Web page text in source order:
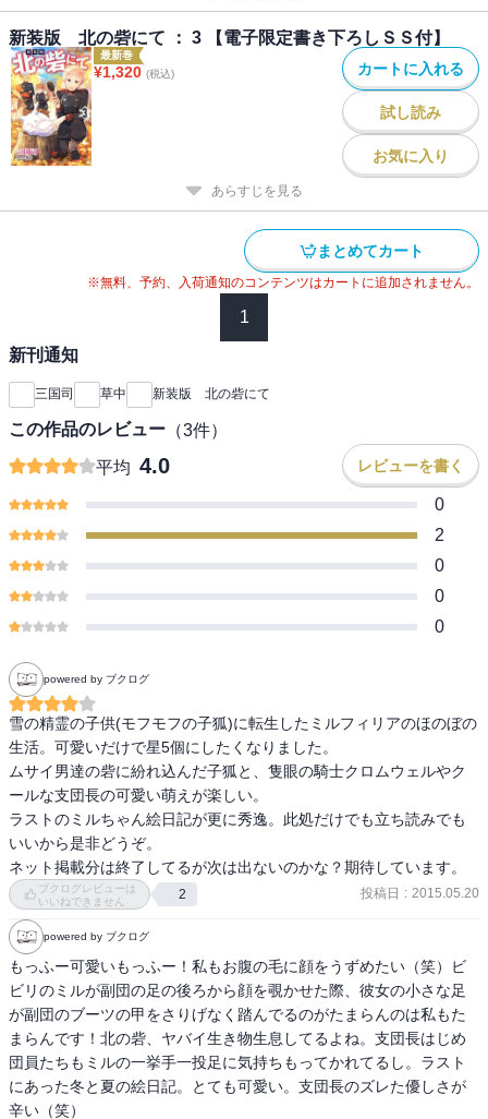
新装版 北の砦にて ： 3 【電子限定書き下ろしＳＳ付】
最新巻
¥1,320 (税込) カートに入れる
試し読み
お気に入り
あらすじを見る
まとめてカート
※無料、予約、入荷通知のコンテンツはカートに追加されません。
1
新刊通知
三国司 草中 新装版 北の砦にて
この作品のレビュー （3件）
平均 4.0 レビューを書く
0
2
0
0
0
powered by ブクログ
雪の精霊の子供(モフモフの子狐)に転生したミルフィリアのほのぼの
生活。可愛いだけで星5個にしたくなりました。
ムサイ男達の砦に紛れ込んだ子狐と、隻眼の騎士クロムウェルやク
ールな支団長の可愛い萌えが楽しい。
ラストのミルちゃん絵日記が更に秀逸。此処だけでも立ち読みでも
いいから是非どうぞ。
ネット掲載分は終了してるが次は出ないのかな？期待しています。
ブクログレビューは
いいねできません
2 投稿日 : 2015.05.20
powered by ブクログ
もっふー可愛いもっふー！私もお腹の毛に顔をうずめたい（笑）ビ
ビリのミルが副団の足の後ろから顔を覗かせた際、彼女の小さな足
が副団のブーツの甲をさりげなく踏んでるのがたまらんのは私もた
まらんです！北の砦、ヤバイ生き物生息してるよね。支団長はじめ
団員たちもミルの一挙手一投足に気持ちもってかれてるし。ラスト
にあった冬と夏の絵日記。とても可愛い。支団長のズレた優しさが
辛い（笑）